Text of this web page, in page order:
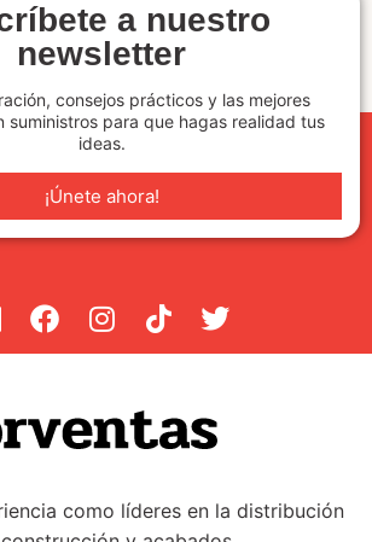
a nuestro
newsletter
consejos prácticos y las mejores
suministros para que hagas realidad tus
ideas.
¡Únete ahora!
como líderes en la distribución